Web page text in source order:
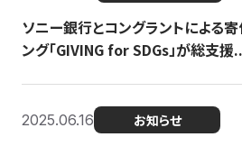
ソニー銀行とコングラントによる
ング「GIVING for SDGs」が総支援
2025.06.16 お知らせ